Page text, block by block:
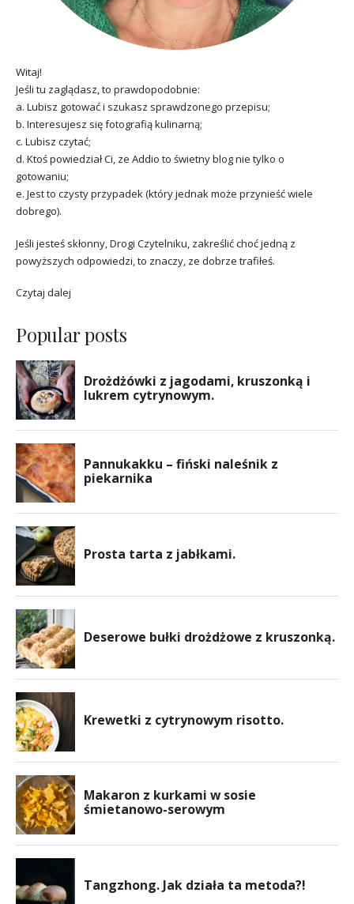
Witaj!
Jeśli tu zaglądasz, to prawdopodobnie:
a. Lubisz gotować i szukasz sprawdzonego przepisu;
b. Interesujesz się fotografią kulinarną;
c. Lubisz czytać;
d. Ktoś powiedział Ci, ze Addio to świetny blog nie tylko o
gotowaniu;
e. Jest to czysty przypadek (który jednak może przynieść wiele
dobrego).
Jeśli jesteś skłonny, Drogi Czytelniku, zakreślić choć jedną z
powyższych odpowiedzi, to znaczy, ze dobrze trafiłeś.
Czytaj dalej
Popular posts